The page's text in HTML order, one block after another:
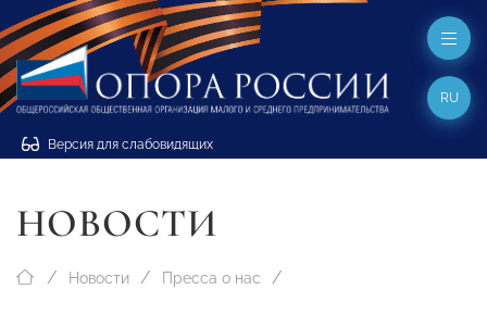
Версия для слабовидящих
RU
НОВОСТИ
Новости Пресса о нас